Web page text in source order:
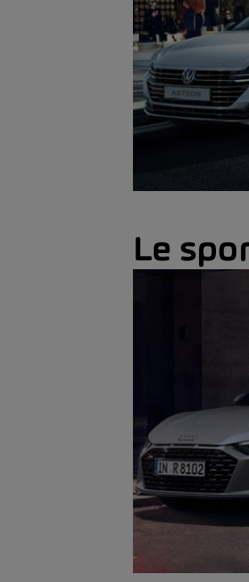
Le